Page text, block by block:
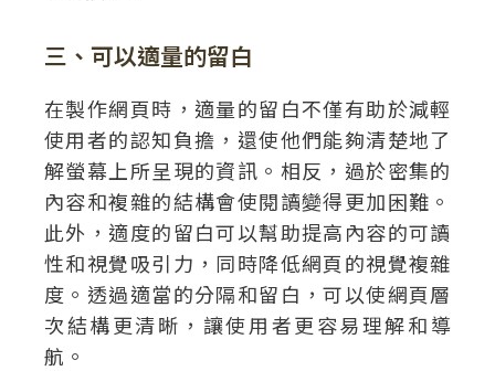
三、可以適量的留白
在製作網頁時，適量的留白不僅有助於減輕
使用者的認知負擔，還使他們能夠清楚地了
解螢幕上所呈現的資訊。相反，過於密集的
內容和複雜的結構會使閱讀變得更加困難。
此外，適度的留白可以幫助提高內容的可讀
性和視覺吸引力，同時降低網頁的視覺複雜
度。透過適當的分隔和留白，可以使網頁層
次結構更清晰，讓使用者更容易理解和導
航。